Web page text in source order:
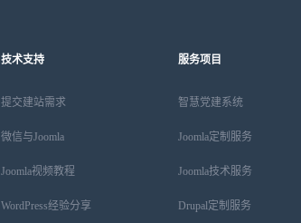
技术支持
提交建站需求
微信与Joomla
Joomla视频教程
WordPress经验分享
服务项目
智慧党建系统
Joomla定制服务
Joomla技术服务
Drupal定制服务